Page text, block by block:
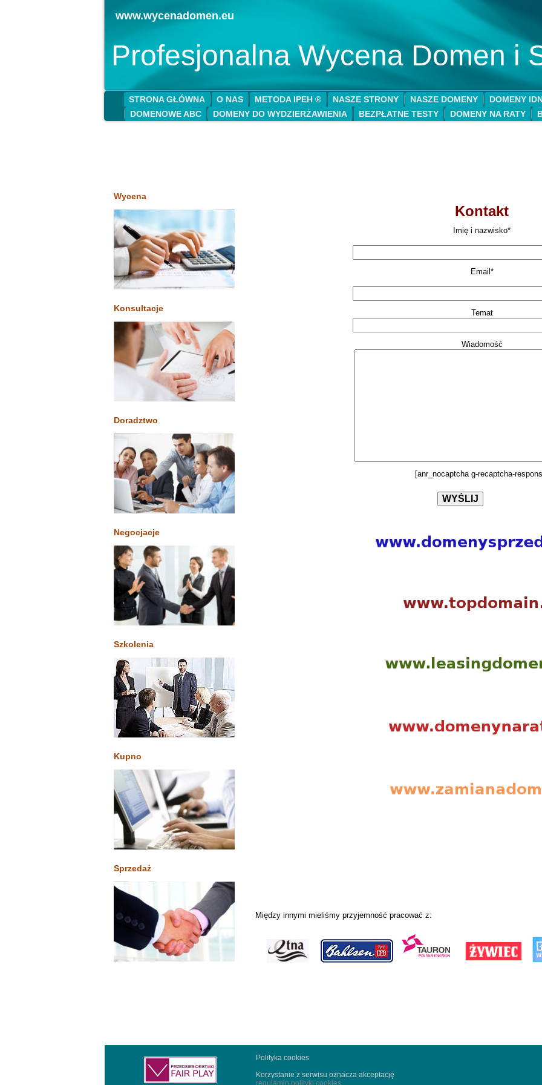
Profesjonalna Wycena Domen i
www.wycenadomen.eu
STRONA GŁÓWNA O NAS METODA IPEH ® NASZE STRONY NASZE DOMENY
DOMENY
DOMENOWE ABC
DOMENY DO WYDZIERŻAWIENIA BEZPŁATNE TESTY DOMENY NA RATY
Wycena
Konsultacje
Doradztwo
Negocjacje
Szkolenia
Kupno
Sprzedaż
Kontakt
Imię i nazwisko*
Email*
Temat
Wiadomość
[anr_nocaptcha g-recaptcha-
Między innymi mieliśmy przyjemność pracować z:
Polityka cookies
Korzystanie z serwisu oznacza akceptację
regulamin polityki cookies